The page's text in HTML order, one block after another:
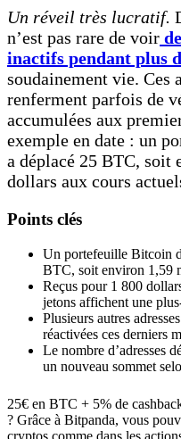
Un réveil très lucratif.
n’est pas rare de voir
inactifs pendant plus
soudainement vie. Ces
renferment parfois de
accumulées aux
exemple en date : un
a déplacé 25 BTC,
dollars aux cours
Points clés
Un portefeuille Bitcoin
BTC, soit environ 1,59
Reçus pour 1 800
jetons affichent une
Plusieurs autres
réactivées ces derniers
Le nombre d’adresses
un nouveau sommet
25€ en BTC + 5% de
? Grâce à Bitpanda, vous
cryptos comme dans les